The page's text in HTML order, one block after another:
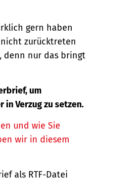
gern haben
zurücktreten
denn nur das bringt
um
Verzug zu setzen.
und wie Sie
wir in diesem
als RTF-Datei